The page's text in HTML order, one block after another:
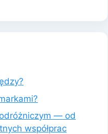
— od
współprac